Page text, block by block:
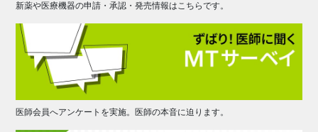
新薬や医療機器の申請・承認・発売情報はこちらです。
医師会員へアンケートを実施。医師の本音に迫ります。